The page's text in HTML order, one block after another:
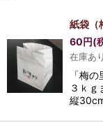
並び順:
紙袋（
60円(
在庫あり
「梅
３ｋ
縦